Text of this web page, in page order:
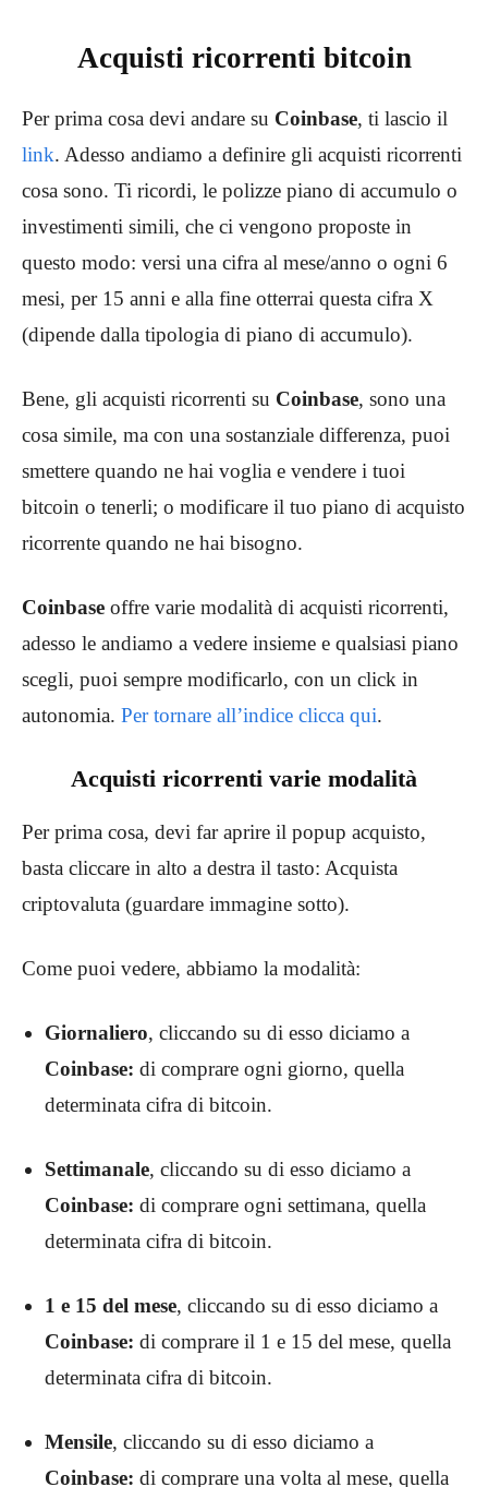
Acquisti ricorrenti bitcoin
Per prima cosa devi andare su Coinbase, ti lascio il
link. Adesso andiamo a definire gli acquisti ricorrenti
cosa sono. Ti ricordi, le polizze piano di accumulo o
investimenti simili, che ci vengono proposte in
questo modo: versi una cifra al mese/anno o ogni 6
mesi, per 15 anni e alla fine otterrai questa cifra X
(dipende dalla tipologia di piano di accumulo).
Bene, gli acquisti ricorrenti su Coinbase, sono una
cosa simile, ma con una sostanziale differenza, puoi
smettere quando ne hai voglia e vendere i tuoi
bitcoin o tenerli; o modificare il tuo piano di acquisto
ricorrente quando ne hai bisogno.
Coinbase offre varie modalità di acquisti ricorrenti,
adesso le andiamo a vedere insieme e qualsiasi piano
scegli, puoi sempre modificarlo, con un click in
autonomia. Per tornare all’indice clicca qui.
Acquisti ricorrenti varie modalità
Per prima cosa, devi far aprire il popup acquisto,
basta cliccare in alto a destra il tasto: Acquista
criptovaluta (guardare immagine sotto).
Come puoi vedere, abbiamo la modalità:
Giornaliero, cliccando su di esso diciamo a
Coinbase: di comprare ogni giorno, quella
determinata cifra di bitcoin.
Settimanale, cliccando su di esso diciamo a
Coinbase: di comprare ogni settimana, quella
determinata cifra di bitcoin.
1 e 15 del mese, cliccando su di esso diciamo a
Coinbase: di comprare il 1 e 15 del mese, quella
determinata cifra di bitcoin.
Mensile, cliccando su di esso diciamo a
Coinbase: di comprare una volta al mese, quella